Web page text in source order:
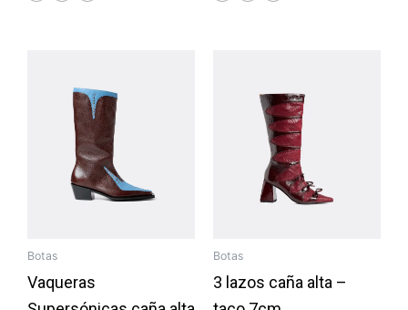
Botas
Vaqueras
Botas
3 lazos caña alta –